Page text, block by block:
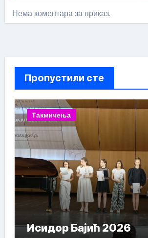
Нема коментара за приказ.
Пропустили сте
Такмичења
Исидор Бајић 2026